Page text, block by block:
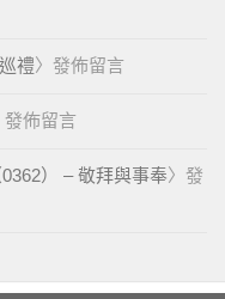
禮〉發佈留言
發佈留言
） – 敬拜與事奉〉發